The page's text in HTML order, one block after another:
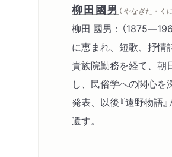
柳田國男 （ やなぎた・く
柳田 國男：（
に恵まれ、短歌、抒情
貴族院勤務を経て、朝
し、民俗学への関心を
発表、以後『遠野物語
遺す。